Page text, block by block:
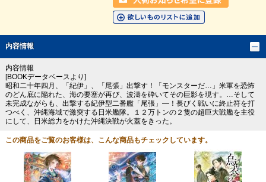
内容情報
内容情報
[BOOKデータベースより]
昭和二十年四月、「紀伊」、「尾張」出撃す！「モンスターだ…」米軍を恐怖
のどん底に陥れた、海の要塞が再び、波濤を砕いてその巨影を現す。…そして
未完成ながらも、出撃する紀伊型二番艦「尾張」―！長びく戦いに終止符を打
つべく、沖縄海域で激突する日米艦隊。１２万トンの２隻の超巨大戦艦を主役
にして、日米総力をかけた沖縄決戦が火蓋をきった。
この商品をご覧のお客様は、こんな商品もチェックしています。